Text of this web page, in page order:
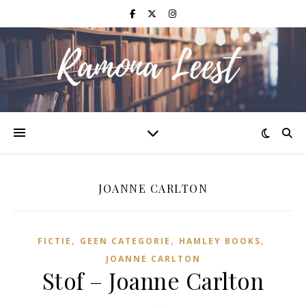
JOANNE CARLTON
FICTIE , GEEN CATEGORIE , HAMLEY BOOKS,
JOANNE CARLTON
Stof – Joanne Carlton